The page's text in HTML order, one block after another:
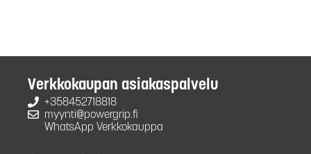
Verkkokaupan asiakaspalvelu
+358452718818
myynti@powergrip.fi
WhatsApp Verkkokauppa